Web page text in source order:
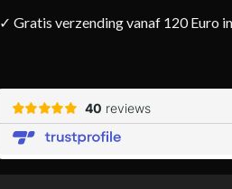
✓ Gratis verzending vanaf 120 Euro